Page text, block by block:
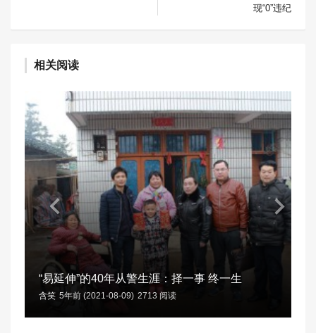
现“0”违纪
相关阅读
“易延伸”的40年从警生涯：择一事 终一生
含笑 5年前 (2021-08-09) 2713 阅读